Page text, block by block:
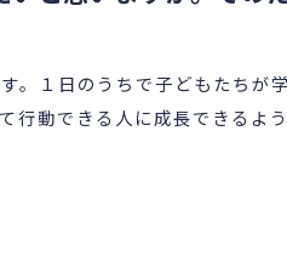
。１日のうちで子どもたちが
行動できる人に成長できるよ